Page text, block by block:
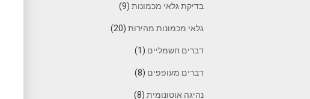
בדיקת גלאי מכמונות (9)
גלאי מכמונות מהירות (20)
דברים חשמליים (1)
דברים מעופפים (8)
נהיגה אוטונומית (8)